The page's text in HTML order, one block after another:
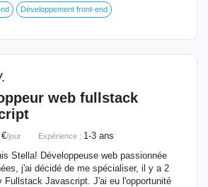
Développement front-end
web fullstack
/jour Expérience : 1-3 ans
Stella! Développeuse web passionnée
j'ai décidé de me spécialiser, il y a 2
Fullstack Javascript. J'ai eu l'opportunité